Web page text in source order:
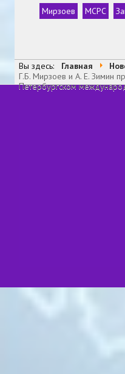
Мирзоев МСРС
Вы здесь: Главная
Г.Б. Мирзоев и А. Е. Зимин
Петербургском